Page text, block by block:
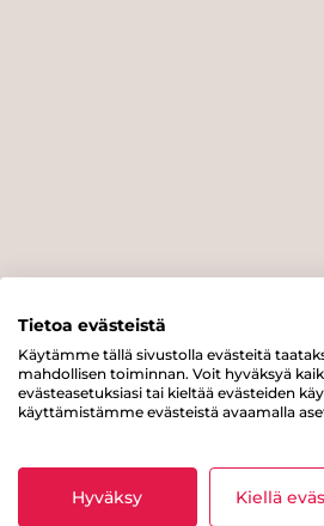
Tietoa evästeistä
Käytämme tällä sivustolla evästeitä
mahdollisen toiminnan. Voit hyväksyä
evästeasetuksiasi tai kieltää evästeiden
käyttämistämme evästeistä avaamalla
Hyväksy Kiellä